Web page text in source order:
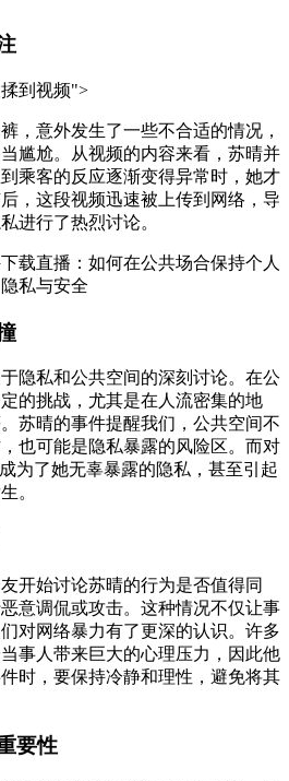
到视频">
，意外发生了一些不合适的情况，
尴尬。从视频的内容来看，苏晴并
乘客的反应逐渐变得异常时，她才
，这段视频迅速被上传到网络，导
进行了热烈讨论。
隐私和公共空间的深刻讨论。在公
的挑战，尤其是在人流密集的地
苏晴的事件提醒我们，公共空间不
也可能是隐私暴露的风险区。而对
为了她无辜暴露的隐私，甚至引起
。
开始讨论苏晴的行为是否值得同
意调侃或攻击。这种情况不仅让事
对网络暴力有了更深的认识。许多
事人带来巨大的心理压力，因此他
时，要保持冷静和理性，避免将其
要性